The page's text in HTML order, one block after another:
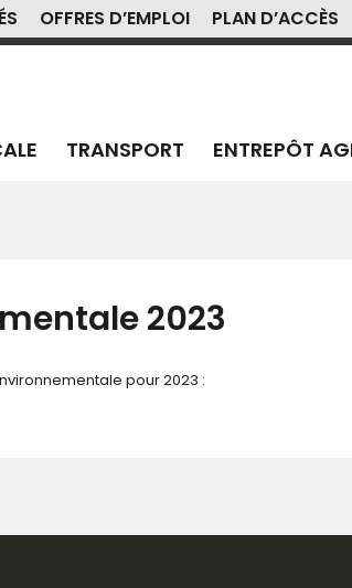
OFFRES D’EMPLOI PLAN D’ACCÈS
TRANSPORT ENTREPÔT
2023
pour 2023 :